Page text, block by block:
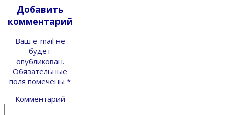
Добавить
комментарий
Ваш e-mail не
будет
опубликован.
Обязательные
поля помечены *
Комментарий